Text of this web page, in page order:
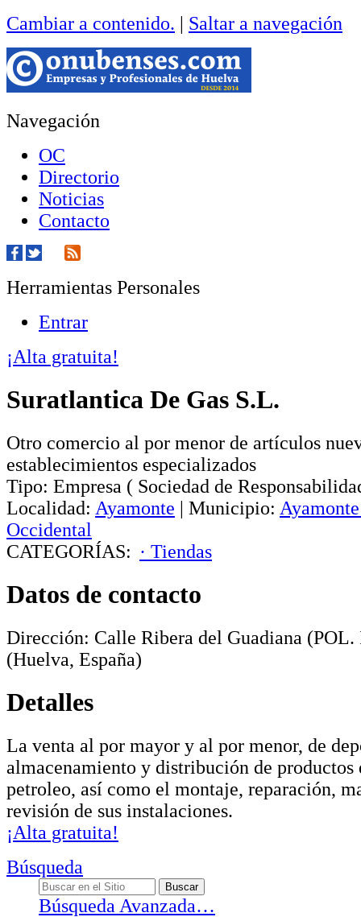
Cambiar a contenido. | Saltar a navegación
Navegación
OC
Directorio
Noticias
Contacto
Herramientas Personales
Entrar
¡Alta gratuita!
Suratlantica De Gas S.L.
Otro comercio al por menor de artículos
establecimientos especializados
Tipo: Empresa ( Sociedad de
Localidad: Ayamonte | Municipio: Ayamonte
Occidental
CATEGORÍAS: · Tiendas
Datos de contacto
Dirección: Calle Ribera del Guadiana
(Huelva, España)
Detalles
La venta al por mayor y al por menor, de
almacenamiento y distribución de productos
petroleo, así como el montaje, reparación,
revisión de sus instalaciones.
¡Alta gratuita!
Búsqueda
Búsqueda Avanzada…